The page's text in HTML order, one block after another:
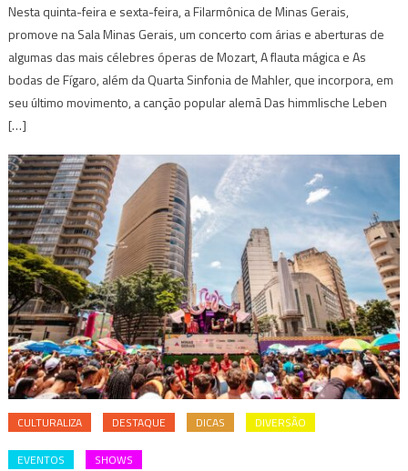
Nesta quinta-feira e sexta-feira, a Filarmônica de Minas Gerais,
promove na Sala Minas Gerais, um concerto com árias e aberturas de
algumas das mais célebres óperas de Mozart, A flauta mágica e As
bodas de Fígaro, além da Quarta Sinfonia de Mahler, que incorpora, em
seu último movimento, a canção popular alemã Das himmlische Leben
[…]
CULTURALIZA DESTAQUE DICAS DIVERSÃO
EVENTOS SHOWS